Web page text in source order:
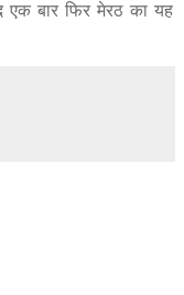
एक बार फिर मेरठ का यह